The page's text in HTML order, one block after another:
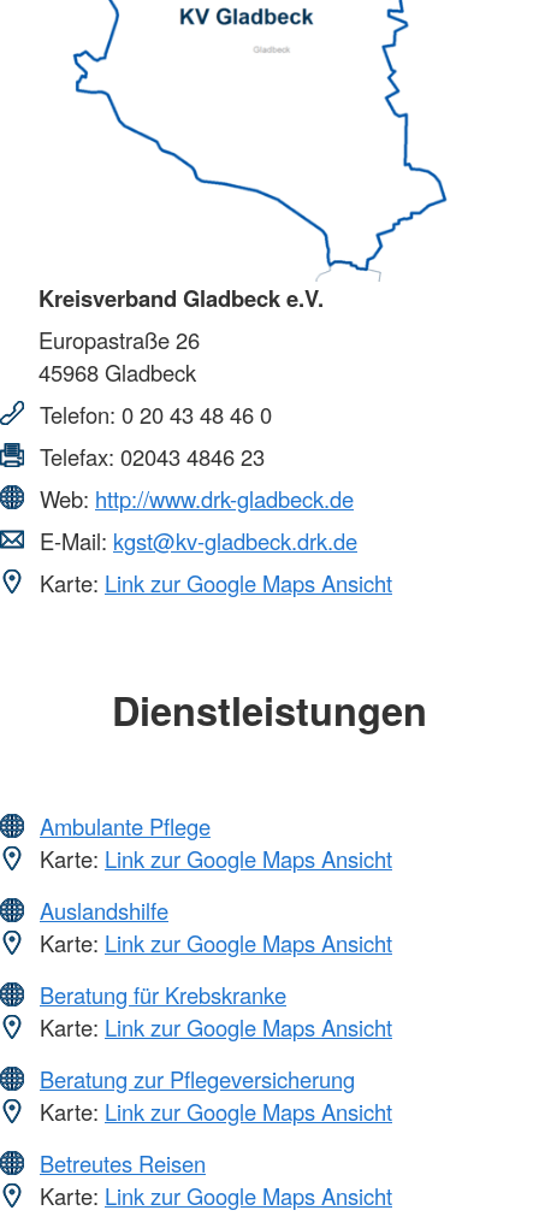
Kreisverband Gladbeck e.V.
Europastraße 26
45968Gladbeck
Telefon: 0 20 43 48 46 0
Telefax: 02043 4846 23
Web: http://www.drk-gladbeck.de
E-Mail: kgst@kv-gladbeck.drk.de
Karte: Link zur Google Maps Ansicht
Dienstleistungen
Ambulante Pflege
Karte: Link zur Google Maps Ansicht
Auslandshilfe
Karte: Link zur Google Maps Ansicht
Beratung für Krebskranke
Karte: Link zur Google Maps Ansicht
Beratung zur Pflegeversicherung
Karte: Link zur Google Maps Ansicht
Betreutes Reisen
Karte: Link zur Google Maps Ansicht